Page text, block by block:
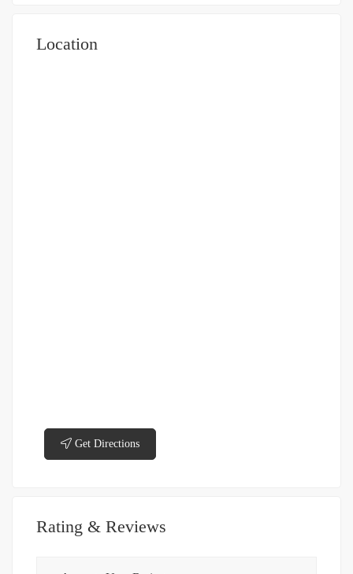
Location
Get Directions
Rating & Reviews